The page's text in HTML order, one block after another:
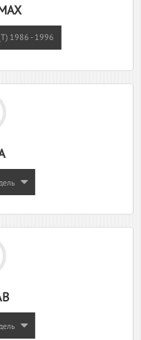
1986 - 1996